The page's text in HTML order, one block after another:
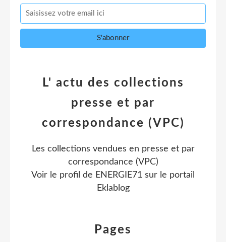
Pages
L' actu des collections
presse et par
correspondance (VPC)
Les collections vendues en presse et par
correspondance (VPC)
Voir le profil de ENERGIE71 sur le portail
Eklablog